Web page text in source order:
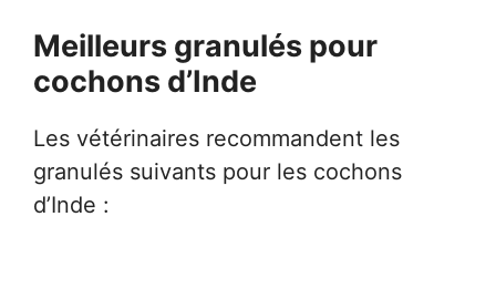
Meilleurs granulés pour
cochons d’Inde
Les vétérinaires recommandent les
granulés suivants pour les cochons
d’Inde :